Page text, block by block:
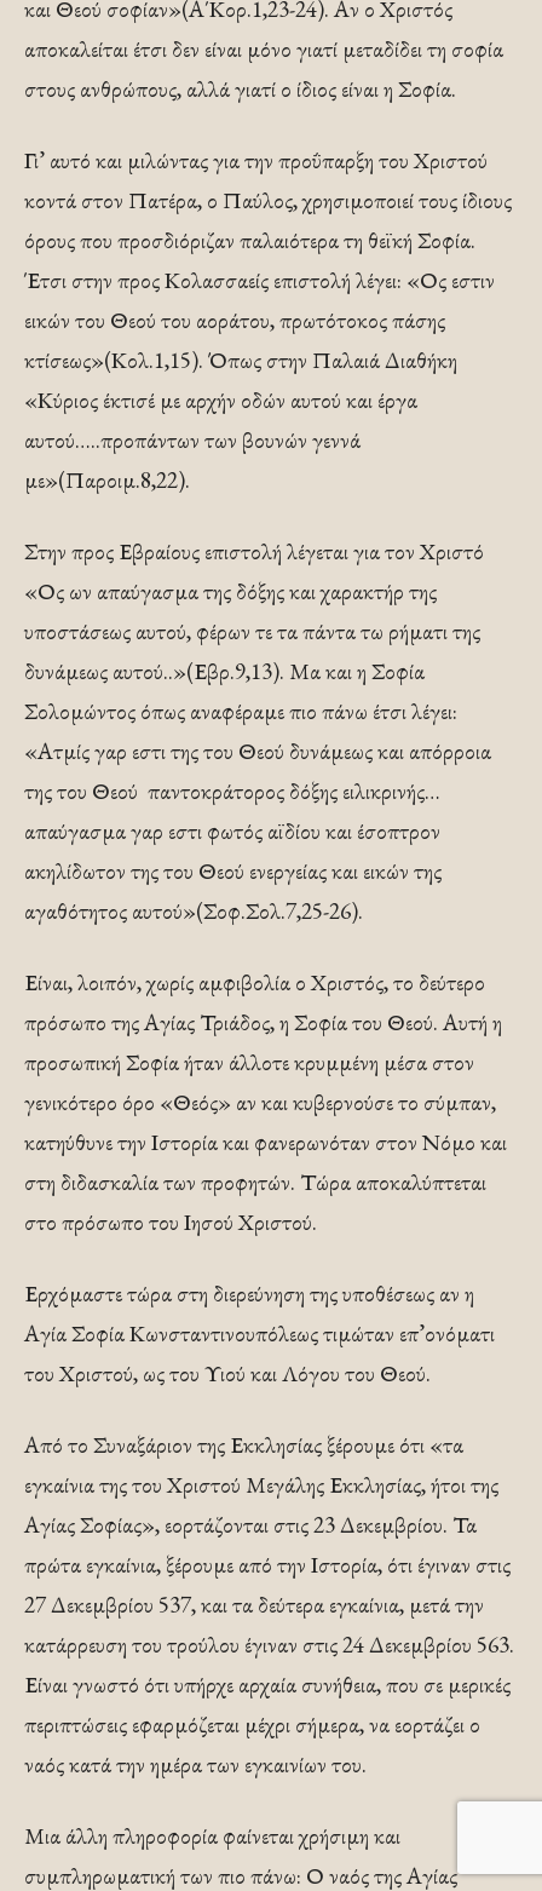
και Θεού σοφίαν»(Α΄Κορ.1,23-24). Αν ο Χριστός
αποκαλείται έτσι δεν είναι μόνο γιατί μεταδίδει τη σοφία
στους ανθρώπους, αλλά γιατί ο ίδιος είναι η Σοφία.
Γι’ αυτό και μιλώντας για την προΰπαρξη του Χριστού
κοντά στον Πατέρα, ο Παύλος, χρησιμοποιεί τους ίδιους
όρους που προσδιόριζαν παλαιότερα τη θεϊκή Σοφία.
Έτσι στην προς Κολασσαείς επιστολή λέγει: «Ος εστιν
εικών του Θεού του αοράτου, πρωτότοκος πάσης
κτίσεως»(Κολ.1,15). Όπως στην Παλαιά Διαθήκη
«Κύριος έκτισέ με αρχήν οδών αυτού και έργα
αυτού…..προπάντων των βουνών γεννά
με»(Παροιμ.8,22).
Στην προς Εβραίους επιστολή λέγεται για τον Χριστό
«Ος ων απαύγασμα της δόξης και χαρακτήρ της
υποστάσεως αυτού, φέρων τε τα πάντα τω ρήματι της
δυνάμεως αυτού..»(Εβρ.9,13). Μα και η Σοφία
Σολομώντος όπως αναφέραμε πιο πάνω έτσι λέγει:
«Ατμίς γαρ εστι της του Θεού δυνάμεως και απόρροια
της του Θεού παντοκράτορος δόξης ειλικρινής…
απαύγασμα γαρ εστι φωτός αϊδίου και έσοπτρον
ακηλίδωτον της του Θεού ενεργείας και εικών της
αγαθότητος αυτού»(Σοφ.Σολ.7,25-26).
Είναι, λοιπόν, χωρίς αμφιβολία ο Χριστός, το δεύτερο
πρόσωπο της Αγίας Τριάδος, η Σοφία του Θεού. Αυτή η
προσωπική Σοφία ήταν άλλοτε κρυμμένη μέσα στον
γενικότερο όρο «Θεός» αν και κυβερνούσε το σύμπαν,
κατηύθυνε την Ιστορία και φανερωνόταν στον Νόμο και
στη διδασκαλία των προφητών. Τώρα αποκαλύπτεται
στο πρόσωπο του Ιησού Χριστού.
Ερχόμαστε τώρα στη διερεύνηση της υποθέσεως αν η
Αγία Σοφία Κωνσταντινουπόλεως τιμώταν επ’ονόματι
του Χριστού, ως του Υιού και Λόγου του Θεού.
Από το Συναξάριον της Εκκλησίας ξέρουμε ότι «τα
εγκαίνια της του Χριστού Μεγάλης Εκκλησίας, ήτοι της
Αγίας Σοφίας», εορτάζονται στις 23 Δεκεμβρίου. Τα
πρώτα εγκαίνια, ξέρουμε από την Ιστορία, ότι έγιναν στις
27 Δεκεμβρίου 537, και τα δεύτερα εγκαίνια, μετά την
κατάρρευση του τρούλου έγιναν στις 24 Δεκεμβρίου 563.
Είναι γνωστό ότι υπήρχε αρχαία συνήθεια, που σε μερικές
περιπτώσεις εφαρμόζεται μέχρι σήμερα, να εορτάζει ο
ναός κατά την ημέρα των εγκαινίων του.
Μια άλλη πληροφορία φαίνεται χρήσιμη και
συμπληρωματική των πιο πάνω: Ο ναός της Αγίας